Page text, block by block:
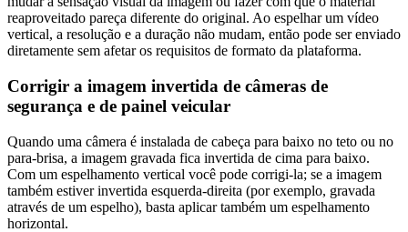
reaproveitado pareça diferente do original. Ao espelhar um vídeo
vertical, a resolução e a duração não mudam, então pode ser enviado
diretamente sem afetar os requisitos de formato da plataforma.
Corrigir a imagem invertida de câmeras de
segurança e de painel veicular
Quando uma câmera é instalada de cabeça para baixo no teto ou no
para-brisa, a imagem gravada fica invertida de cima para baixo.
Com um espelhamento vertical você pode corrigi-la; se a imagem
também estiver invertida esquerda-direita (por exemplo, gravada
através de um espelho), basta aplicar também um espelhamento
horizontal.